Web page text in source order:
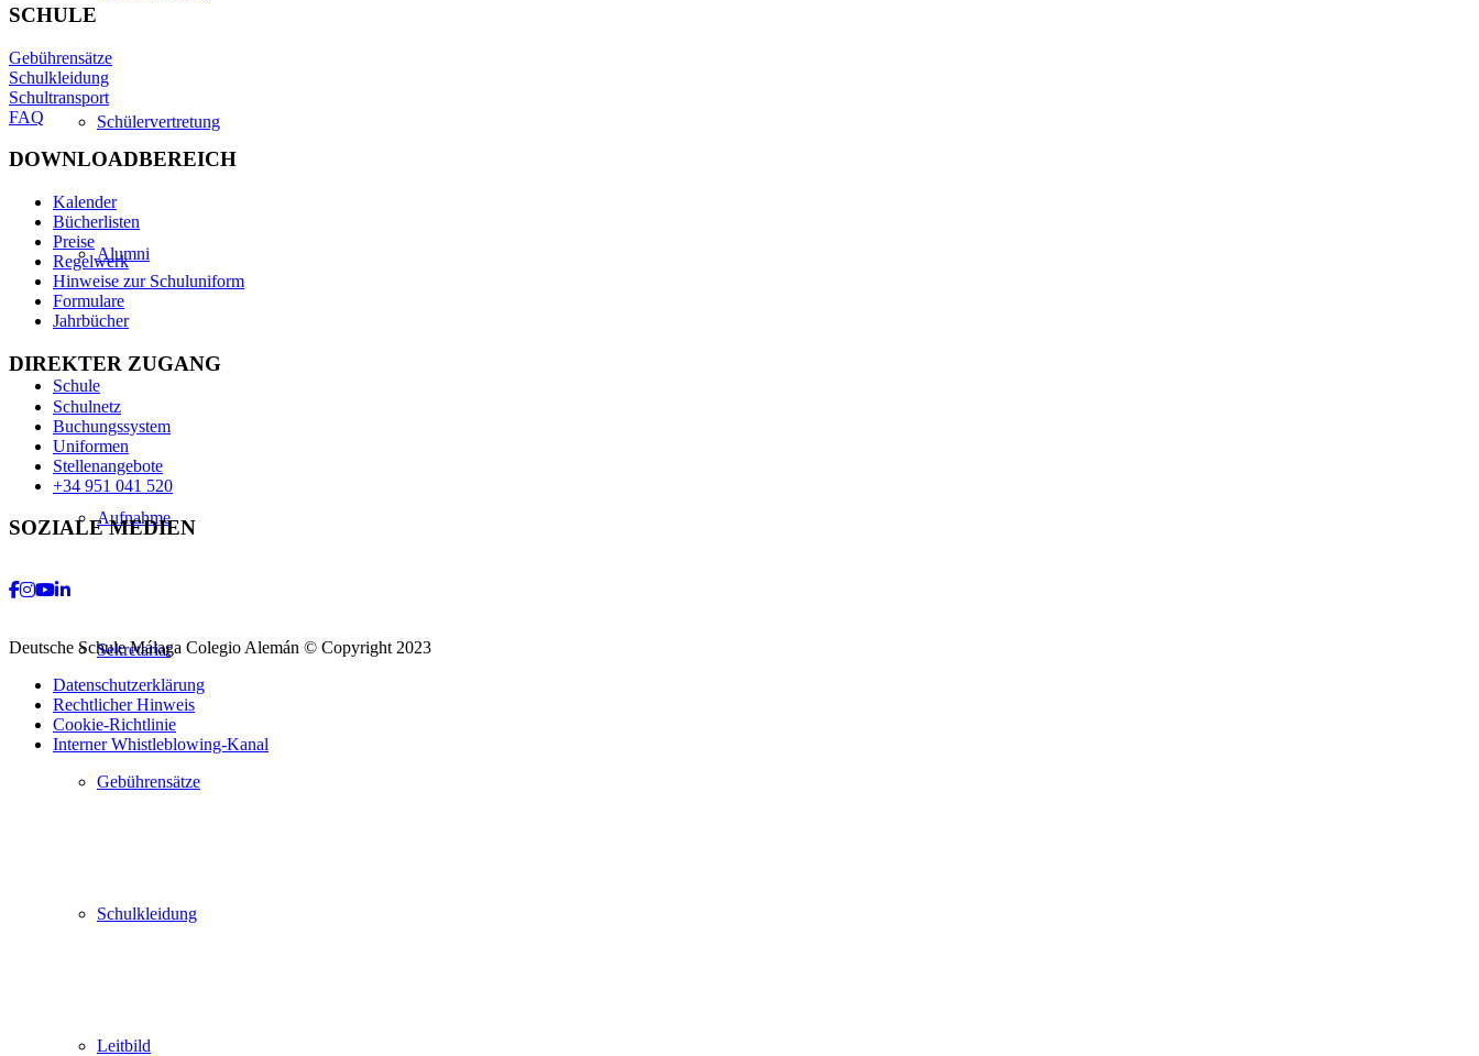
Schülervertretung
Alumni
Schule
Aufnahme
Sekretariat
Gebührensätze
Schulkleidung
Leitbild
SCHULE
Gebührensätze
Schulkleidung
Schultransport
FAQ
DOWNLOADBEREICH
Kalender
Bücherlisten
Preise
Regelwerk
Hinweise zur Schuluniform
Formulare
Jahrbücher
DIREKTER ZUGANG
Schulnetz
Buchungssystem
Uniformen
Stellenangebote
+34 951 041 520
SOZIALE MEDIEN
Deutsche Schule Málaga Colegio Alemán © Copyright 2023
Datenschutzerklärung
Rechtlicher Hinweis
Cookie-Richtlinie
Interner Whistleblowing-Kanal